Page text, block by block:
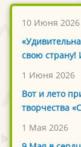
10 Июня 2026
свою страну!
1 Июня 2026
Вот и лето
творчества
1 Мая 2026